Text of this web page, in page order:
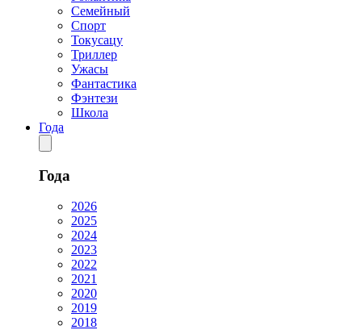
Семейный
Спорт
Токусацу
Триллер
Ужасы
Фантастика
Фэнтези
Школа
Года
Года
2026
2025
2024
2023
2022
2021
2020
2019
2018